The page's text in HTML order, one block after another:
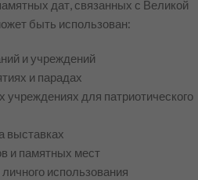
дат, связанных с Великой
быть использован:
и учреждений
и парадах
для патриотического
выставках
и памятных мест
использования